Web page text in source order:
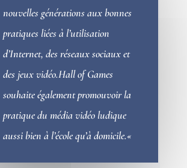
nouvelles générations aux bonnes
pratiques liées à l’utilisation
d’Internet, des réseaux sociaux et
des jeux vidéo.Hall of Games
souhaite également promouvoir la
pratique du média vidéo ludique
aussi bien à l’école qu’à domicile.«